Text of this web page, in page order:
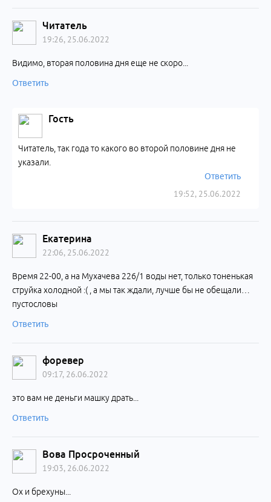
Читатель
19:26, 25.06.2022
Видимо, вторая половина дня еще не скоро...
Ответить
Гость
19:52, 25.06.2022
Читатель, так года то какого во второй половине дня не
указали.
Ответить
Екатерина
22:06, 25.06.2022
Время 22-00, а на Мухачева 226/1 воды нет, только тоненькая
струйка холодной :( , а мы так ждали, лучше бы не обещали…
пустословы
Ответить
форевер
09:17, 26.06.2022
это вам не деньги машку драть...
Ответить
Вова Просроченный
19:03, 26.06.2022
Ох и брехуны...